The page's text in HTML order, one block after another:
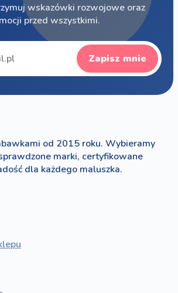
wskazówki rozwojowe oraz
przed wszystkimi.
Zapisz mnie
od 2015 roku. Wybieramy
marki, certyfikowane
dla każdego maluszka.